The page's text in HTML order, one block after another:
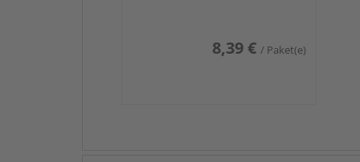
8,39 € / Paket(e)